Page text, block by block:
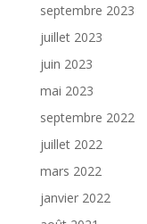
septembre 2023
juillet 2023
juin 2023
mai 2023
septembre 2022
juillet 2022
mars 2022
janvier 2022